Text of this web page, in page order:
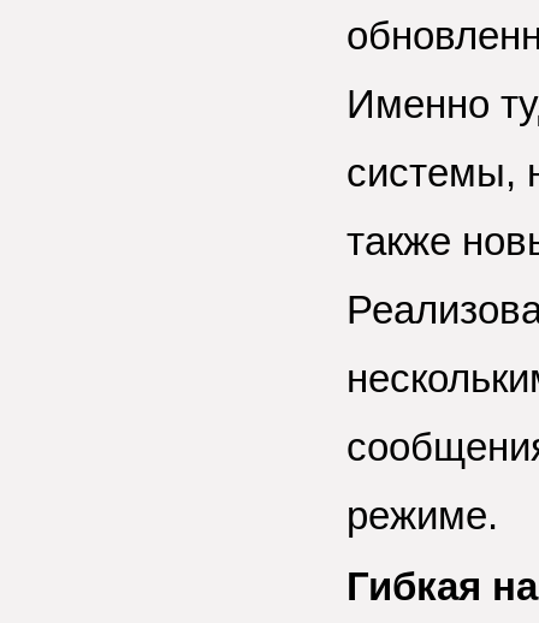
Именно
системы,
также
режиме.
Гибкая